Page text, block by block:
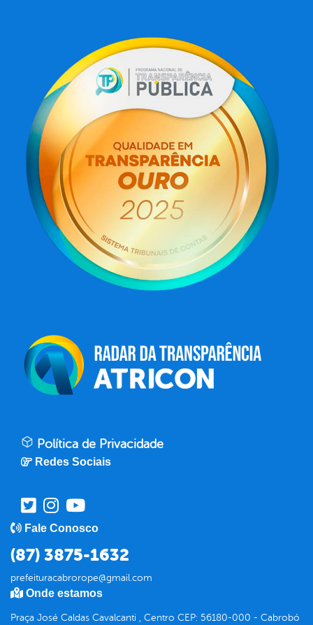
Política de Privacidade
Redes Sociais
Fale Conosco
(87) 3875-1632
prefeituracabrorope@gmail.com
Onde estamos
Praça José Caldas Cavalcanti , Centro CEP: 56180-000 - Cabrobó